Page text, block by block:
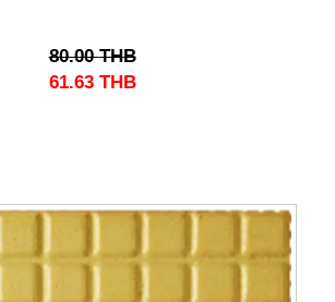
80.00 THB
61.63 THB